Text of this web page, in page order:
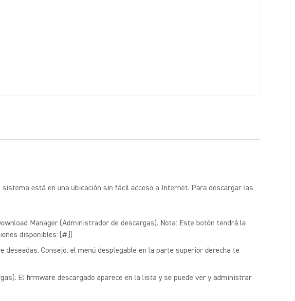
está en una ubicación sin fácil acceso a Internet. Para descargar las
Manager (Administrador de descargas). Nota: Este botón tendrá la
disponibles: [#])
Consejo: el menú desplegable en la parte superior derecha te
El firmware descargado aparece en la lista y se puede ver y administrar